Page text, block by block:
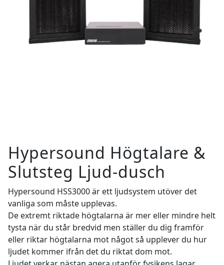
Hypersound Högtalare &
Slutsteg Ljud-dusch
Hypersound HSS3000 är ett ljudsystem utöver det
vanliga som måste upplevas.
De extremt riktade högtalarna är mer eller mindre helt
tysta när du står bredvid men ställer du dig framför
eller riktar högtalarna mot något så upplever du hur
ljudet kommer ifrån det du riktat dom mot.